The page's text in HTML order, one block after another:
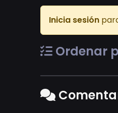
Inicia sesión
Ordenar